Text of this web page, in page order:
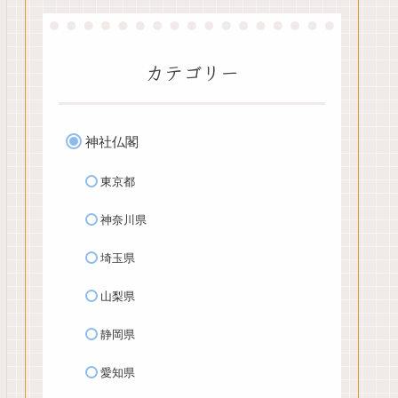
カテゴリー
神社仏閣
東京都
神奈川県
埼玉県
山梨県
静岡県
愛知県